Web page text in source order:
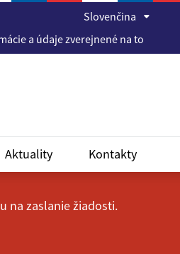
Slovenčina
a údaje zverejnené na tomto
Aktuality Kontakty
na zaslanie žiadosti.